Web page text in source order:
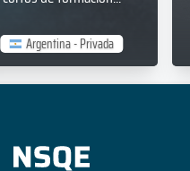
Argentina - Privada